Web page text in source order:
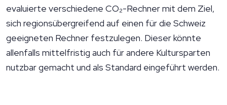
evaluierte verschiedene CO₂-Rechner mit dem Ziel,
sich regionsübergreifend auf einen für die Schweiz
geeigneten Rechner festzulegen. Dieser könnte
allenfalls mittelfristig auch für andere Kultursparten
nutzbar gemacht und als Standard eingeführt werden.